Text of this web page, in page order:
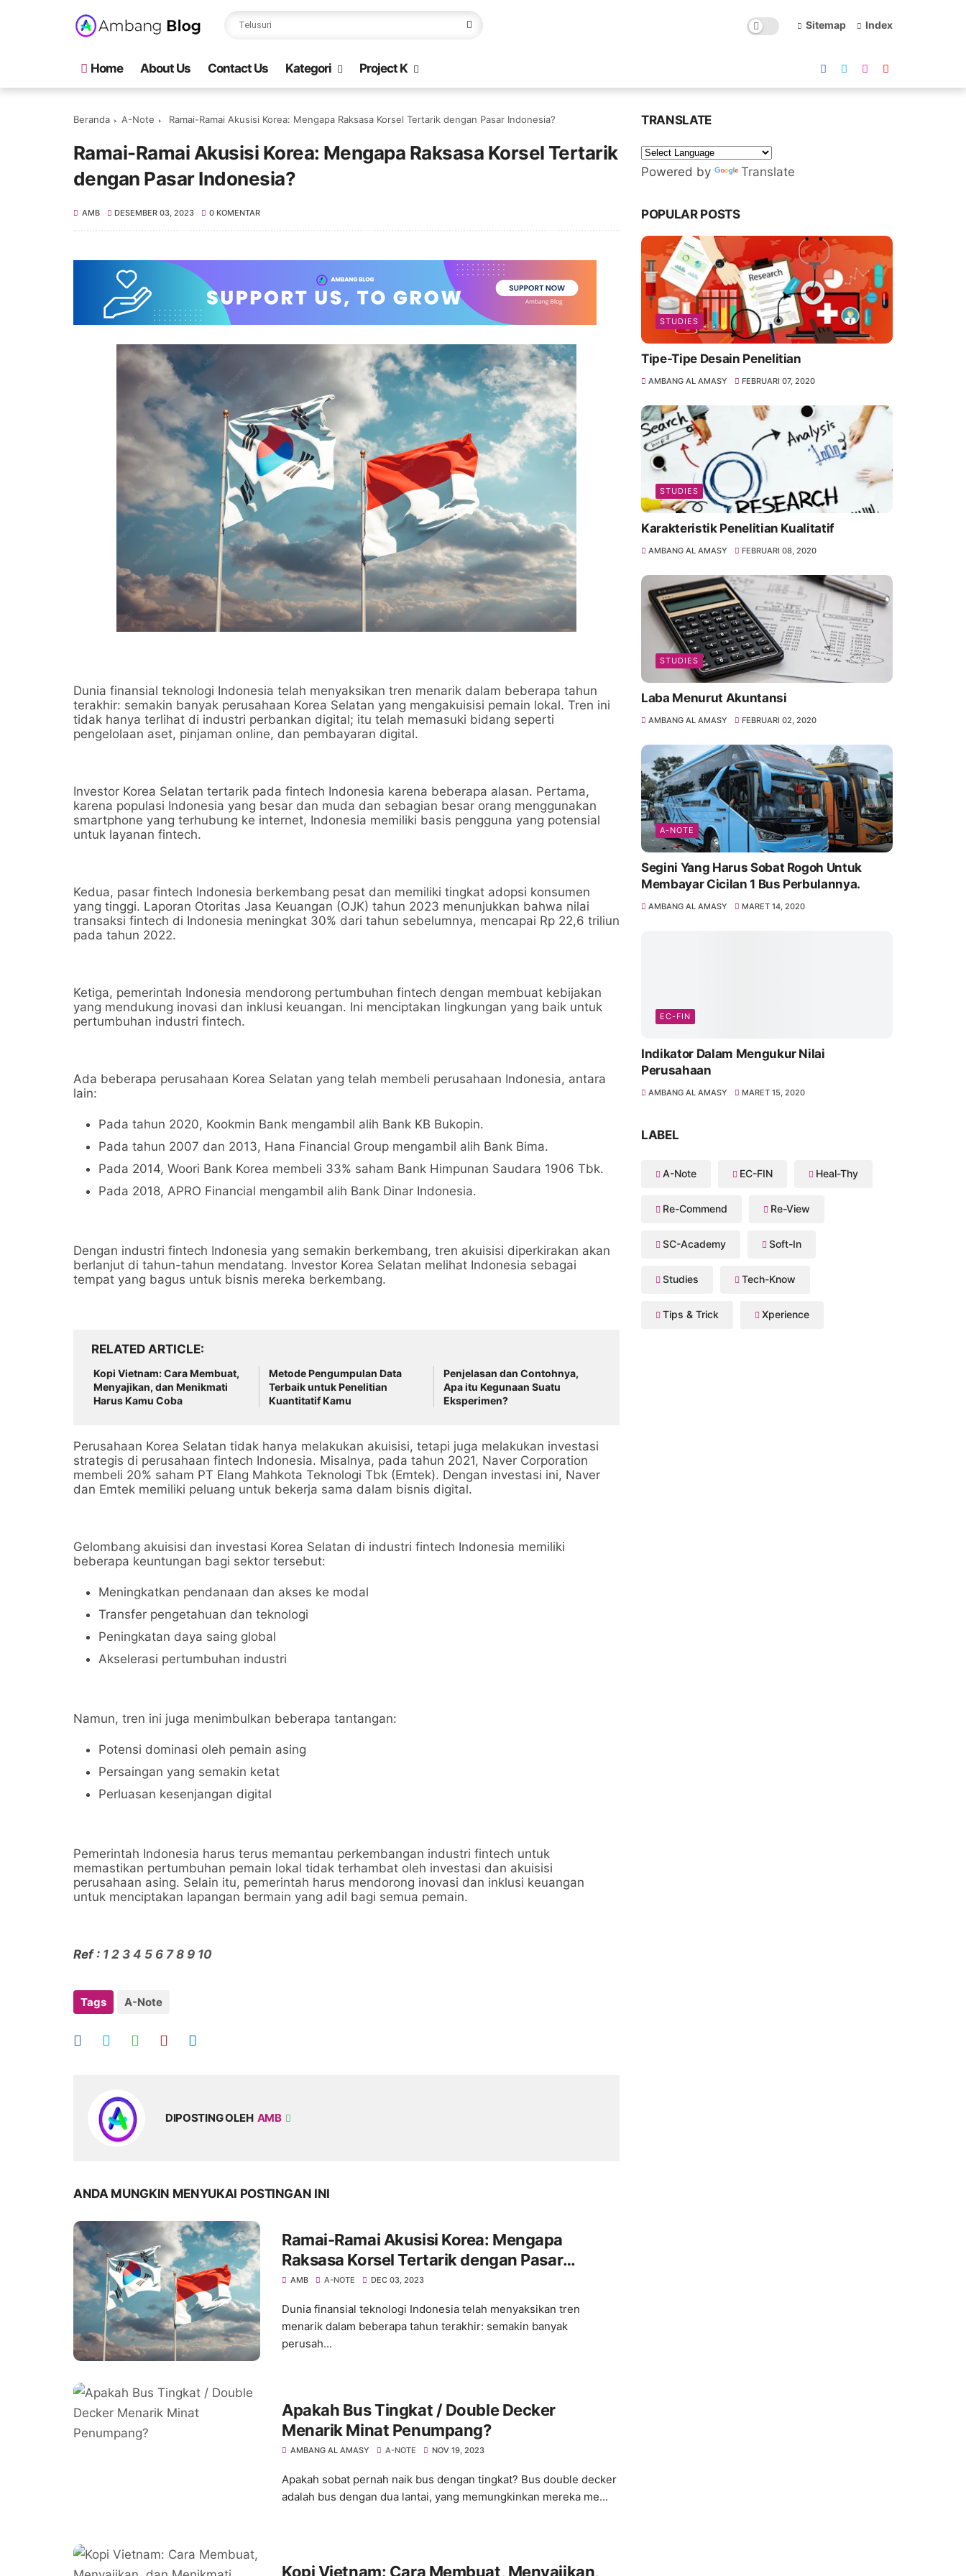
Sitemap Index
Home About Us Contact Us Kategori Project K
Beranda A-Note Ramai-Ramai Akusisi Korea: Mengapa Raksasa Korsel Tertarik dengan Pasar Indonesia?
Ramai-Ramai Akusisi Korea: Mengapa Raksasa Korsel Tertarik
dengan Pasar Indonesia?
AMB DESEMBER 03, 2023 0 KOMENTAR
Dunia finansial teknologi Indonesia telah menyaksikan tren menarik dalam beberapa tahun
terakhir: semakin banyak perusahaan Korea Selatan yang mengakuisisi pemain lokal. Tren ini
tidak hanya terlihat di industri perbankan digital; itu telah memasuki bidang seperti
pengelolaan aset, pinjaman online, dan pembayaran digital.
Investor Korea Selatan tertarik pada fintech Indonesia karena beberapa alasan. Pertama,
karena populasi Indonesia yang besar dan muda dan sebagian besar orang menggunakan
smartphone yang terhubung ke internet, Indonesia memiliki basis pengguna yang potensial
untuk layanan fintech.
Kedua, pasar fintech Indonesia berkembang pesat dan memiliki tingkat adopsi konsumen
yang tinggi. Laporan Otoritas Jasa Keuangan (OJK) tahun 2023 menunjukkan bahwa nilai
transaksi fintech di Indonesia meningkat 30% dari tahun sebelumnya, mencapai Rp 22,6 triliun
pada tahun 2022.
Ketiga, pemerintah Indonesia mendorong pertumbuhan fintech dengan membuat kebijakan
yang mendukung inovasi dan inklusi keuangan. Ini menciptakan lingkungan yang baik untuk
pertumbuhan industri fintech.
Ada beberapa perusahaan Korea Selatan yang telah membeli perusahaan Indonesia, antara
lain:
Pada tahun 2020, Kookmin Bank mengambil alih Bank KB Bukopin.
Pada tahun 2007 dan 2013, Hana Financial Group mengambil alih Bank Bima.
Pada 2014, Woori Bank Korea membeli 33% saham Bank Himpunan Saudara 1906 Tbk.
Pada 2018, APRO Financial mengambil alih Bank Dinar Indonesia.
Dengan industri fintech Indonesia yang semakin berkembang, tren akuisisi diperkirakan akan
berlanjut di tahun-tahun mendatang. Investor Korea Selatan melihat Indonesia sebagai
tempat yang bagus untuk bisnis mereka berkembang.
RELATED ARTICLE
Kopi Vietnam: Cara Membuat,
Menyajikan, dan Menikmati
Harus Kamu Coba
Metode Pengumpulan Data
Terbaik untuk Penelitian
Kuantitatif Kamu
Penjelasan dan Contohnya,
Apa itu Kegunaan Suatu
Eksperimen?
Perusahaan Korea Selatan tidak hanya melakukan akuisisi, tetapi juga melakukan investasi
strategis di perusahaan fintech Indonesia. Misalnya, pada tahun 2021, Naver Corporation
membeli 20% saham PT Elang Mahkota Teknologi Tbk (Emtek). Dengan investasi ini, Naver
dan Emtek memiliki peluang untuk bekerja sama dalam bisnis digital.
Gelombang akuisisi dan investasi Korea Selatan di industri fintech Indonesia memiliki
beberapa keuntungan bagi sektor tersebut:
Meningkatkan pendanaan dan akses ke modal
Transfer pengetahuan dan teknologi
Peningkatan daya saing global
Akselerasi pertumbuhan industri
Namun, tren ini juga menimbulkan beberapa tantangan:
Potensi dominasi oleh pemain asing
Persaingan yang semakin ketat
Perluasan kesenjangan digital
Pemerintah Indonesia harus terus memantau perkembangan industri fintech untuk
memastikan pertumbuhan pemain lokal tidak terhambat oleh investasi dan akuisisi
perusahaan asing. Selain itu, pemerintah harus mendorong inovasi dan inklusi keuangan
untuk menciptakan lapangan bermain yang adil bagi semua pemain.
Ref : 1 2 3 4 5 6 7 8 9 10
Tags A-Note
DIPOSTING OLEH AMB
ANDA MUNGKIN MENYUKAI POSTINGAN INI
Ramai-Ramai Akusisi Korea: Mengapa
Raksasa Korsel Tertarik dengan Pasar
Indonesia?
AMB A-NOTE DEC 03, 2023
Dunia finansial teknologi Indonesia telah menyaksikan tren
menarik dalam beberapa tahun terakhir: semakin banyak
perusah...
Apakah Bus Tingkat / Double Decker
Menarik Minat Penumpang?
AMBANG AL AMASY A-NOTE NOV 19, 2023
Apakah sobat pernah naik bus dengan tingkat? Bus double decker
adalah bus dengan dua lantai, yang memungkinkan mereka me...
Kopi Vietnam: Cara Membuat, Menyajikan,
TRANSLATE
Powered by Translate
POPULAR POSTS
STUDIES
Tipe-Tipe Desain Penelitian
AMBANG AL AMASY FEBRUARI 07, 2020
STUDIES
Karakteristik Penelitian Kualitatif
AMBANG AL AMASY FEBRUARI 08, 2020
STUDIES
Laba Menurut Akuntansi
AMBANG AL AMASY FEBRUARI 02, 2020
A-NOTE
Segini Yang Harus Sobat Rogoh Untuk
Membayar Cicilan 1 Bus Perbulannya.
AMBANG AL AMASY MARET 14, 2020
EC-FIN
Indikator Dalam Mengukur Nilai
Perusahaan
AMBANG AL AMASY MARET 15, 2020
LABEL
A-Note EC-FIN Heal-Thy
Re-Commend Re-View
SC-Academy Soft-In
Studies Tech-Know
Tips & Trick Xperience